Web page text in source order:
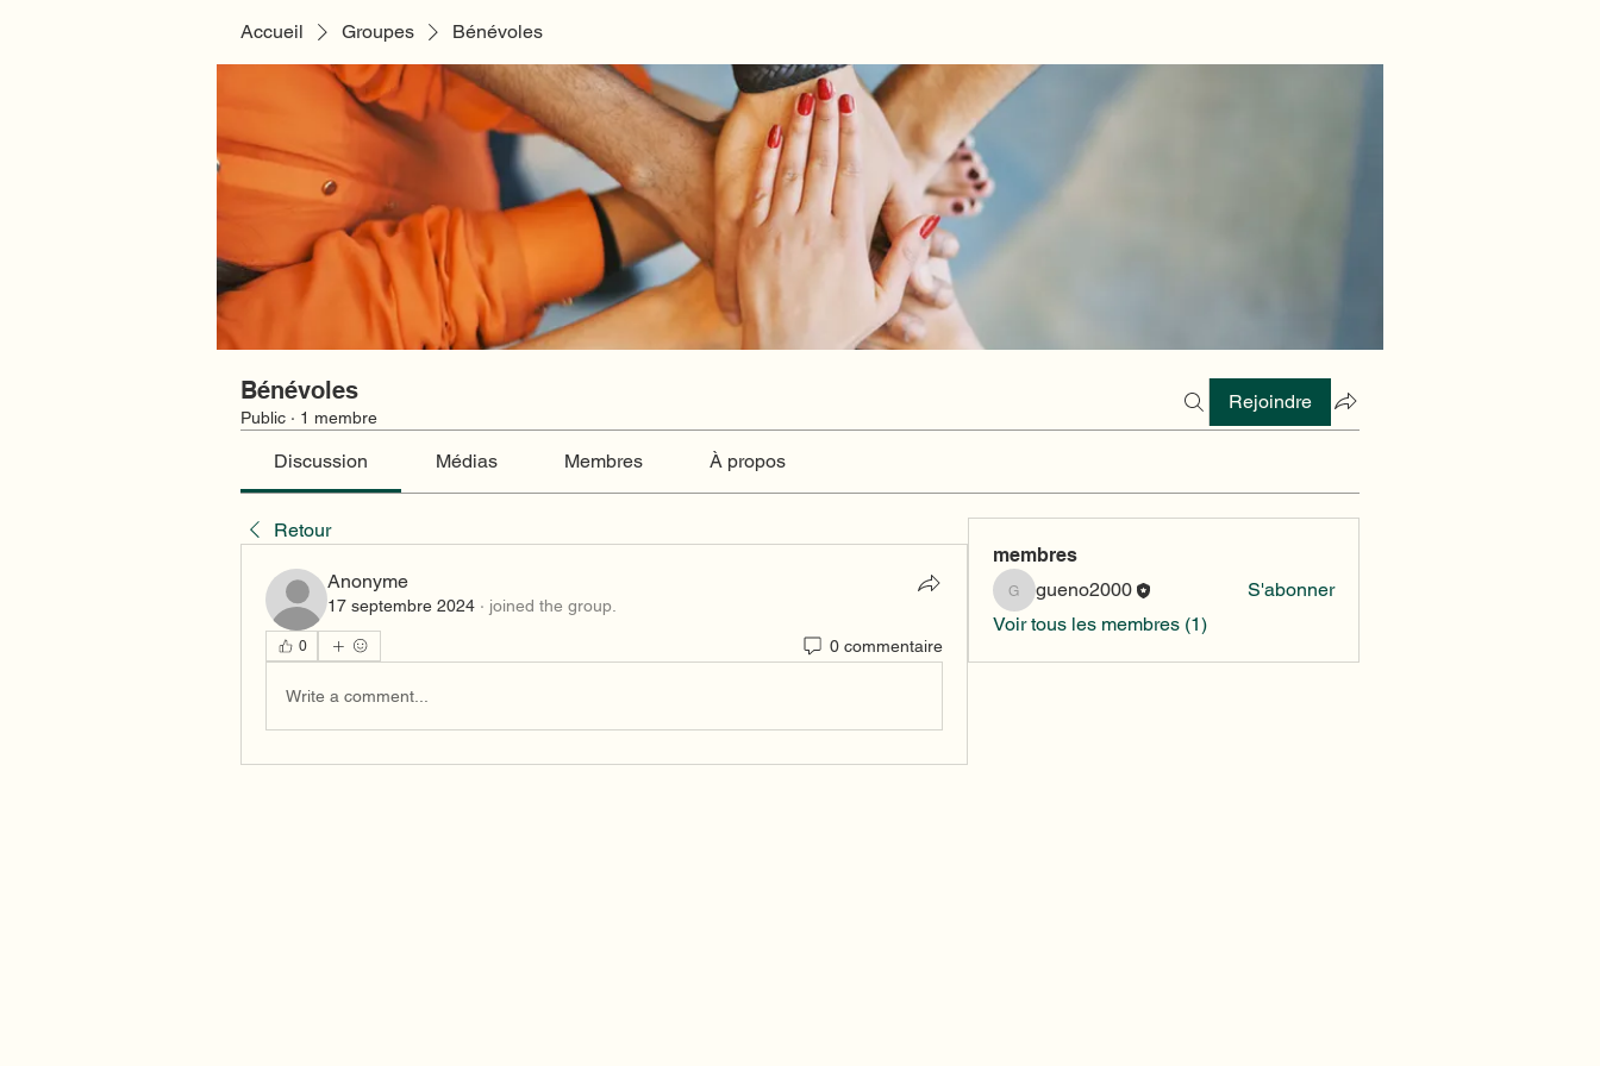
Accueil Groupes Bénévoles
Bénévoles
Public · 1 membre
Rejoindre
Discussion Médias Membres À propos
Retour
Anonyme
17 septembre 2024 · joined the group.
0 0 commentaire
Write a comment...
membres
gueno2000
gueno2000
S'abonner
Voir tous les membres (1)